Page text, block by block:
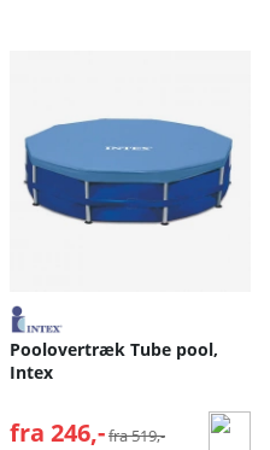
Poolovertræk Tube pool,
Intex
fra 246,- Normalpris:
fra 519,-